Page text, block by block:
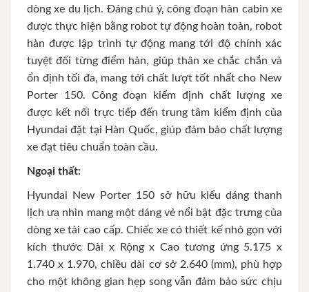
dòng xe du lịch. Đáng chú ý, công đoạn hàn cabin xe
được thực hiện bằng robot tự động hoàn toàn, robot
hàn được lập trình tự động mang tới độ chính xác
tuyệt đối từng điểm hàn, giúp thân xe chắc chắn và
ổn định tối đa, mang tới chất lượt tốt nhất cho New
Porter 150. Công đoạn kiểm định chất lượng xe
được kết nối trực tiếp đến trung tâm kiểm định của
Hyundai đặt tại Hàn Quốc, giúp đảm bảo chất lượng
xe đạt tiêu chuẩn toàn cầu.
Ngoại thất:
Hyundai New Porter 150 sở hữu kiểu dáng thanh
lịch ưa nhìn mang một dáng vẻ nổi bật đặc trưng của
dòng xe tải cao cấp. Chiếc xe có thiết kế nhỏ gọn với
kích thước Dài x Rộng x Cao tương ứng 5.175 x
1.740 x 1.970, chiều dài cơ sở 2.640 (mm), phù hợp
cho một không gian hẹp song vẫn đảm bảo sức chịu